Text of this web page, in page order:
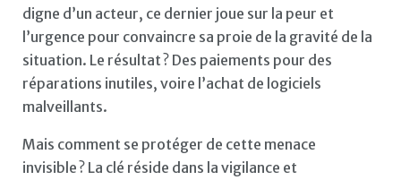
digne d’un acteur, ce dernier joue sur la peur et
l’urgence pour convaincre sa proie de la gravité de la
situation. Le résultat ? Des paiements pour des
réparations inutiles, voire l’achat de logiciels
malveillants.
Mais comment se protéger de cette menace
invisible ? La clé réside dans la vigilance et